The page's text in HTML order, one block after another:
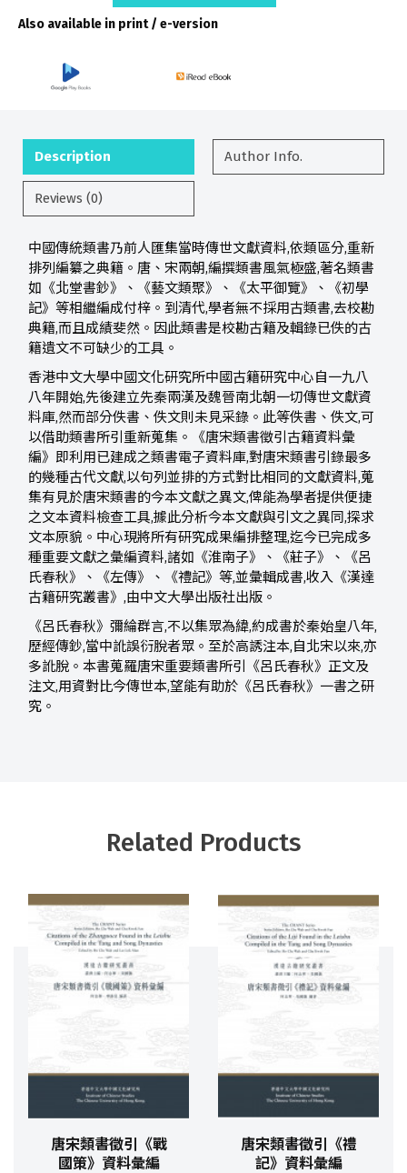
Also available in print / e-version
Description Author Info.
Reviews (0)
中國傳統類書乃前人匯集當時傳世文獻資料,依類區分,重新
排列編纂之典籍。唐、宋兩朝,編撰類書風氣極盛,著名類書
如《北堂書鈔》、《藝文類聚》、《太平御覽》、《初學
記》等相繼編成付梓。到清代,學者無不採用古類書,去校勘
典籍,而且成績斐然。因此類書是校勘古籍及輯錄已佚的古
籍遺文不可缺少的工具。
香港中文大學中國文化研究所中國古籍研究中心自一九八
八年開始,先後建立先秦兩漢及魏晉南北朝一切傳世文獻資
料庫,然而部分佚書、佚文則未見采錄。此等佚書、佚文,可
以借助類書所引重新蒐集。《唐宋類書徵引古籍資料彙
編》即利用已建成之類書電子資料庫,對唐宋類書引錄最多
的幾種古代文獻,以句列並排的方式對比相同的文獻資料,蒐
集有見於唐宋類書的今本文獻之異文,俾能為學者提供便捷
之文本資料檢查工具,據此分析今本文獻與引文之異同,探求
文本原貌。中心現將所有研究成果編排整理,迄今已完成多
種重要文獻之彙編資料,諸如《淮南子》、《莊子》、《呂
氏春秋》、《左傳》、《禮記》等,並彙輯成書,收入《漢達
古籍研究叢書》,由中文大學出版社出版。
《呂氏春秋》彌綸群言,不以集眾為緯,約成書於秦始皇八年,
歷經傳鈔,當中訛誤衍脫者眾。至於高誘注本,自北宋以來,亦
多訛脫。本書蒐羅唐宋重要類書所引《呂氏春秋》正文及
注文,用資對比今傳世本,望能有助於《呂氏春秋》一書之研
究。
Related Products
唐宋類書徵引《戰
國策》資料彙編
唐宋類書徵引《禮
記》資料彙編